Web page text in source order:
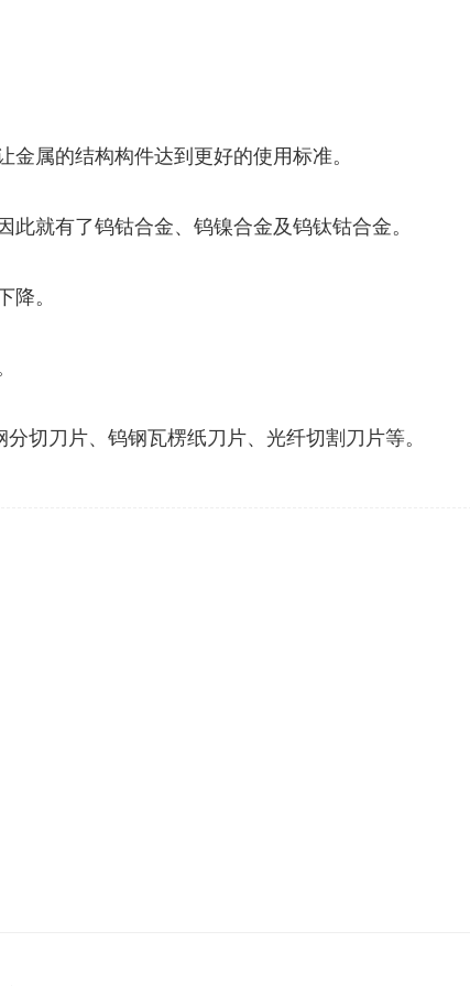
属的结构构件达到更好的使用标准。
就有了钨钴合金、钨镍合金及钨钛钴合金。
。
切刀片、钨钢瓦楞纸刀片、光纤切割刀片等。